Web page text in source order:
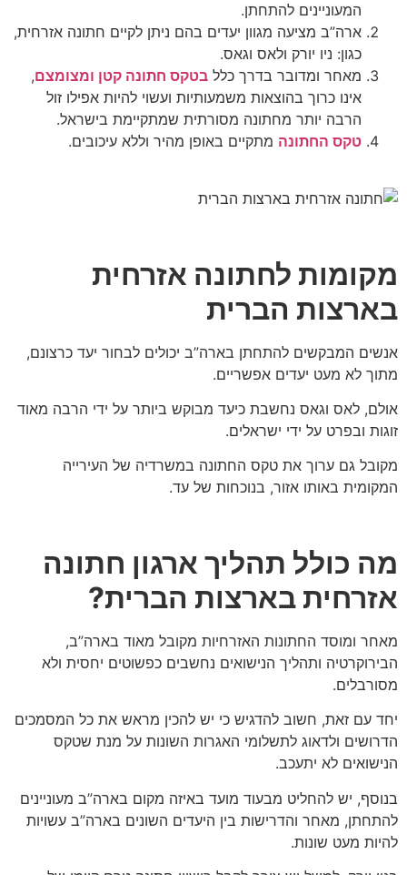
המעוניינים להתחתן.
ארה”ב מציעה מגוון יעדים בהם ניתן לקיים חתונה אזרחית,
כגון: ניו יורק ולאס וגאס.
מאחר ומדובר בדרך כלל בטקס חתונה קטן ומצומצם,
אינו כרוך בהוצאות משמעותיות ועשוי להיות אפילו זול
הרבה יותר מחתונה מסורתית שמתקיימת בישראל.
טקס החתונה מתקיים באופן מהיר וללא עיכובים.
מקומות לחתונה אזרחית
בארצות הברית
אנשים המבקשים להתחתן בארה”ב יכולים לבחור יעד כרצונם,
מתוך לא מעט יעדים אפשריים.
אולם, לאס וגאס נחשבת כיעד מבוקש ביותר על ידי הרבה מאוד
זוגות ובפרט על ידי ישראלים.
מקובל גם ערוך את טקס החתונה במשרדיה של העירייה
המקומית באותו אזור, בנוכחות של עד.
מה כולל תהליך ארגון חתונה
אזרחית בארצות הברית?
מאחר ומוסד החתונות האזרחיות מקובל מאוד בארה”ב,
הבירוקרטיה ותהליך הנישואים נחשבים כפשוטים יחסית ולא
מסורבלים.
יחד עם זאת, חשוב להדגיש כי יש להכין מראש את כל המסמכים
הדרושים ולדאוג לתשלומי האגרות השונות על מנת שטקס
הנישואים לא יתעכב.
בנוסף, יש להחליט מבעוד מועד באיזה מקום בארה”ב מעוניינים
להתחתן, מאחר והדרישות בין היעדים השונים בארה”ב עשויות
להיות מעט שונות.